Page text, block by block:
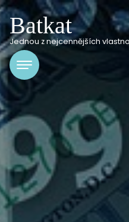
Batkat
Jednou z nejcennějších